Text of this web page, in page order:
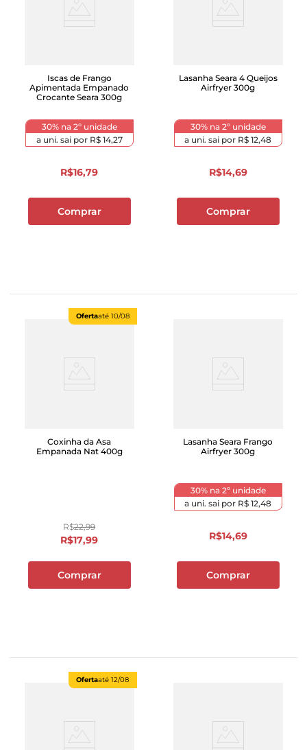
Iscas de Frango
Apimentada Empanado
Crocante Seara 300g
30% na 2º unidade
a uni. sai por R$ 14,27
R$16,79
Comprar
Lasanha Seara 4 Queijos
Airfryer 300g
30% na 2º unidade
a uni. sai por R$ 12,48
R$14,69
Comprar
Ofertaaté 10/08
Coxinha da Asa
Empanada Nat 400g
R$22,99
R$17,99
Comprar
Lasanha Seara Frango
Airfryer 300g
30% na 2º unidade
a uni. sai por R$ 12,48
R$14,69
Comprar
Ofertaaté 12/08